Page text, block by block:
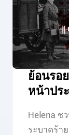
ย้อนรอ
หน้าปร
Helena ช
ระบาดร้า